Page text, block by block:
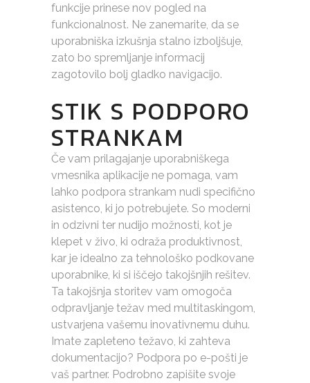
funkcije prinese nov pogled na
funkcionalnost. Ne zanemarite, da se
uporabniška izkušnja stalno izboljšuje,
zato bo spremljanje informacij
zagotovilo bolj gladko navigacijo.
STIK S PODPORO
STRANKAM
Če vam prilagajanje uporabniškega
vmesnika aplikacije ne pomaga, vam
lahko podpora strankam nudi specifično
asistenco, ki jo potrebujete. So moderni
in odzivni ter nudijo možnosti, kot je
klepet v živo, ki odraža produktivnost,
kar je idealno za tehnološko podkovane
uporabnike, ki si iščejo takojšnjih rešitev.
Ta takojšnja storitev vam omogoča
odpravljanje težav med multitaskingom,
ustvarjena vašemu inovativnemu duhu.
Imate zapleteno težavo, ki zahteva
dokumentacijo? Podpora po e-pošti je
vaš partner. Podrobno zapišite svoje